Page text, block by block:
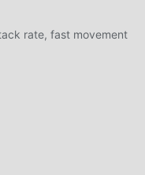
permainan
secara klasik rpg
untuk rpg
berkomunikasi
game di seluruh
mitra global
rate, fast movement